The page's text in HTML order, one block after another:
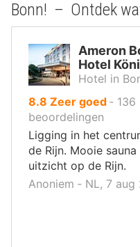
Bonn! – Ontdek
Ameron
Hotel
Hotel in
8.8 uit
10
,
Zeer goed ‐ 136
beoordelingen
Ligging in het
de Rijn. Mooie sauna
uitzicht op de Rijn.
Anoniem ‐ NL, 7 aug